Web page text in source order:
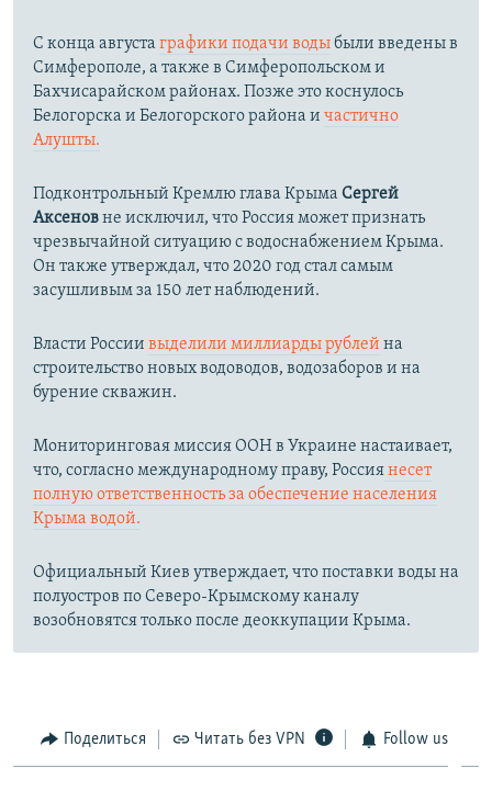
С конца августа графики подачи водыбыли введены в
Симферополе, а также в Симферопольском и
Бахчисарайском районах. Позже это коснулось
Белогорска и Белогорского района и частично
Алушты.
Подконтрольный Кремлю глава Крыма Сергей
Аксеновне исключил, что Россия может признать
чрезвычайной ситуацию с водоснабжением Крыма.
Он также утверждал, что 2020 год стал самым
засушливым за 150 лет наблюдений.​
Власти России выделили миллиарды рублей на
строительство новых водоводов, водозаборов и на
бурение скважин.
Мониторинговая миссия ООН в Украине настаивает,
что, согласно международному праву, Россиянесет
полную ответственность за обеспечение населения
Крыма водой.
Официальный Киев утверждает, что поставки воды на
полуостров по Северо-Крымскому каналу
возобновятся только после деоккупации Крыма.
Поделиться Читать без VPN Follow us